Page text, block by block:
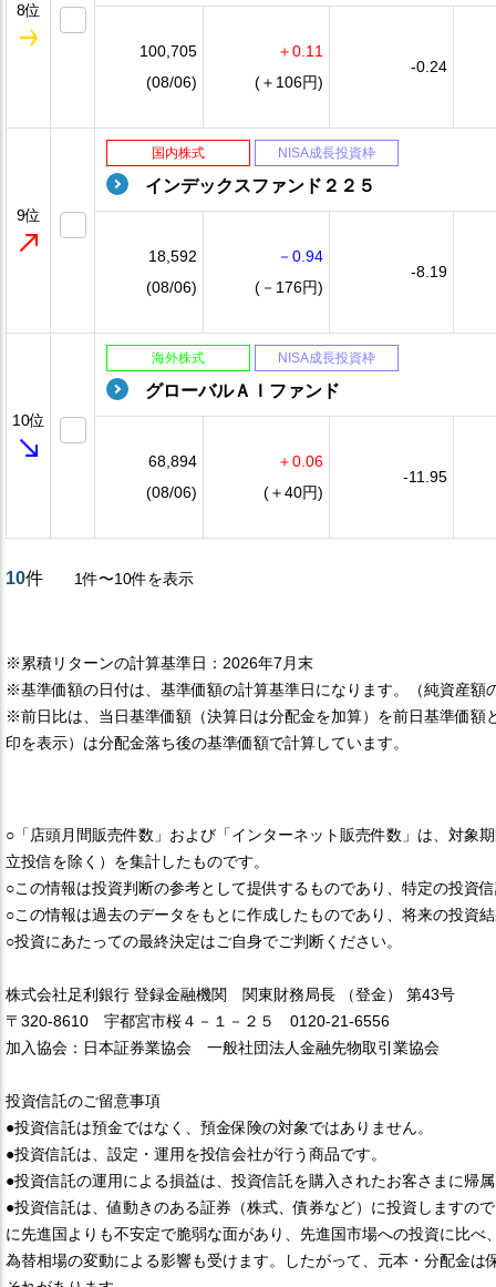
8位
100,705
(08/06)
＋0.11
(＋106円)
-0.24
9位
国内株式 NISA成長投資枠
インデックスファンド２２５
18,592
(08/06)
－0.94
(－176円)
-8.19
10位
海外株式 NISA成長投資枠
グローバルＡＩファンド
68,894
(08/06)
＋0.06
(＋40円)
-11.95
10件 1件〜10件を表示
※累積リターンの計算基準日：2026年7月末
※基準価額の日付は、基準価額の計算基準日になります。（純資産額
※前日比は、当日基準価額（決算日は分配金を加算）を前日基準価
印を表示）は分配金落ち後の基準価額で計算しています。
○「店頭月間販売件数」および「インターネット販売件数」は、対象
立投信を除く）を集計したものです。
○この情報は投資判断の参考として提供するものであり、特定の投資
○この情報は過去のデータをもとに作成したものであり、将来の投資
○投資にあたっての最終決定はご自身でご判断ください。
株式会社足利銀行 登録金融機関 関東財務局長 （登金） 第43号
〒320-8610 宇都宮市桜４－１－２５ 0120-21-6556
加入協会：日本証券業協会 一般社団法人金融先物取引業協会
投資信託のご留意事項
●投資信託は預金ではなく、預金保険の対象ではありません。
●投資信託は、設定・運用を投信会社が行う商品です。
●投資信託の運用による損益は、投資信託を購入されたお客さまに帰
●投資信託は、値動きのある証券（株式、債券など）に投資しますの
に先進国よりも不安定で脆弱な面があり、先進国市場への投資に比
為替相場の変動による影響も受けます。したがって、元本・分配金